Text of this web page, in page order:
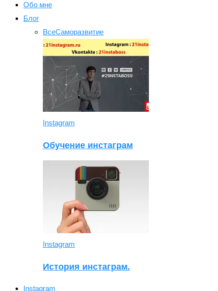
Обо мне
Блог
ВсеСаморазвитие
Instagram
Обучение инстаграм
Instagram
История инстаграм.
Instagram